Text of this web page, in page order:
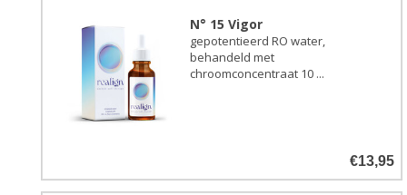
N° 15 Vigor
gepotentieerd RO water,
behandeld met
chroomconcentraat 10 ...
€13,95